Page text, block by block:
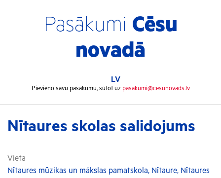
Pasākumi Cēsu
novadā
LV
Pievieno savu pasākumu, sūtot uz pasakumi@cesunovads.lv
Nītaures skolas salidojums
Vieta
Nītaures mūzikas un mākslas pamatskola, Nītaure, Nītaures